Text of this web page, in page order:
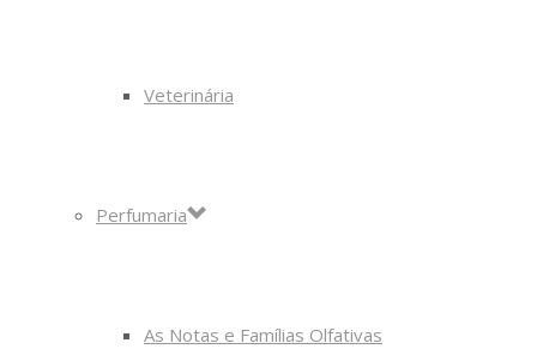
Veterinária
Perfumaria
As Notas e Famílias Olfativas